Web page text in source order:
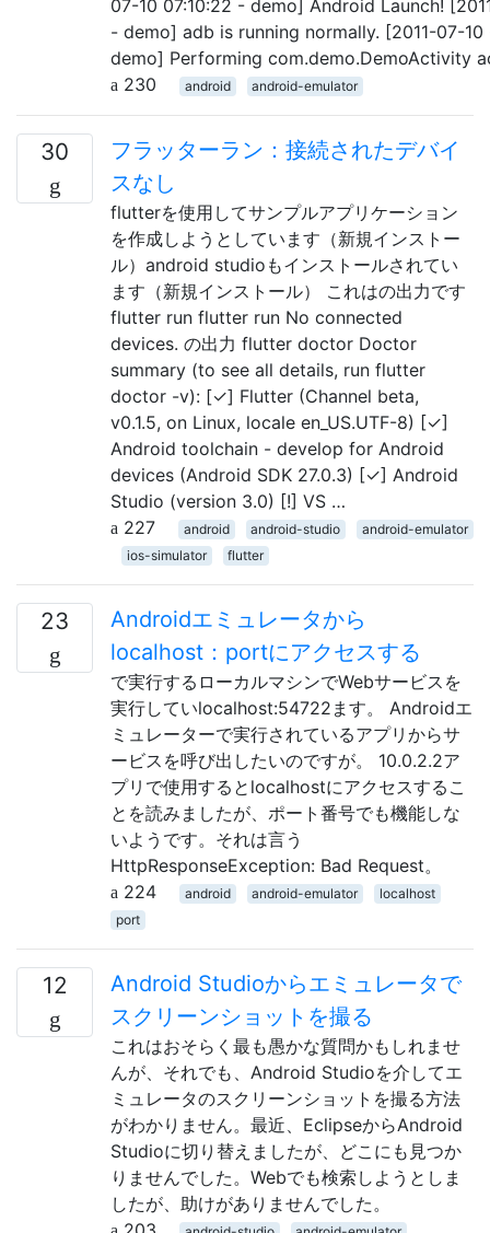
07-10 07:10:22 - demo] Android Launch!
- demo] adb is running normally. [2011-07-10
demo] Performing com.demo.DemoActivity
230
android android-emulator
30
フラッターラン：接続されたデバイ
スなし
flutterを使用してサンプルアプリケーション
を作成しようとしています（新規インストー
ル）android studioもインストールされてい
ます（新規インストール） これはの出力です
flutter run flutter run No connected
devices. の出力 flutter doctor Doctor
summary (to see all details, run flutter
doctor -v): [✓] Flutter (Channel beta,
v0.1.5, on Linux, locale en_US.UTF-8) [✓]
Android toolchain - develop for Android
devices (Android SDK 27.0.3) [✓] Android
Studio (version 3.0) [!] VS …
227
android android-studio
android-emulator
ios-simulator
flutter
23
Androidエミュレータから
localhost：portにアクセスする
で実行するローカルマシンでWebサービスを
実行していlocalhost:54722ます。 Androidエ
ミュレーターで実行されているアプリからサ
ービスを呼び出したいのですが。 10.0.2.2ア
プリで使用するとlocalhostにアクセスするこ
とを読みましたが、ポート番号でも機能しな
いようです。それは言う
HttpResponseException: Bad Request。
224
android android-emulator
localhost
port
12
Android Studioからエミュレータで
スクリーンショットを撮る
これはおそらく最も愚かな質問かもしれませ
んが、それでも、Android Studioを介してエ
ミュレータのスクリーンショットを撮る方法
がわかりません。最近、EclipseからAndroid
Studioに切り替えましたが、どこにも見つか
りませんでした。Webでも検索しようとしま
したが、助けがありませんでした。